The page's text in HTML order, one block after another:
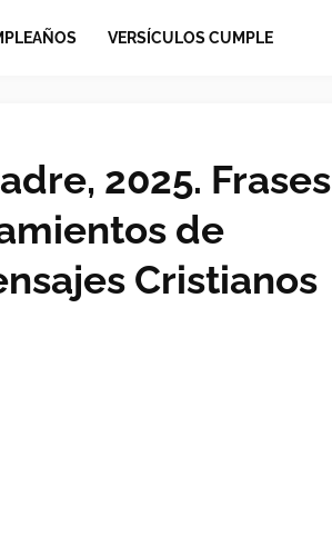
VERSÍCULOS CUMPLE
2025. Frases
de
Cristianos